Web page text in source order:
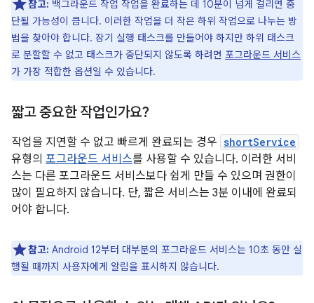
참고: 백그라운드 작업 작업을 완료하는 데 10분이 넘게 걸리면 중
단될 가능성이 큽니다. 이러한 작업을 더 작은 하위 작업으로 나누는 방
법을 찾아야 합니다. 장기 실행 태스크를 만들어야 하지만 하위 태스크
로 분할할 수 없고 태스크가 중단되지 않도록 하려면 포그라운드 서비스
가 가장 적합한 옵션일 수 있습니다.
짧고 중요한 작업인가요?
작업을 지연할 수 없고 빠르게 완료되는 경우 shortService
유형의 포그라운드 서비스를 사용할 수 있습니다. 이러한 서비
스는 다른 포그라운드 서비스보다 쉽게 만들 수 있으며 권한이
많이 필요하지 않습니다. 단, 짧은 서비스는 3분 이내에 완료되
어야 합니다.
참고: Android 12부터 대부분의 포그라운드 서비스는 10초 동안 실
행될 때까지 사용자에게 알림을 표시하지 않습니다.